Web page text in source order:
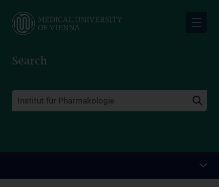
main
Search